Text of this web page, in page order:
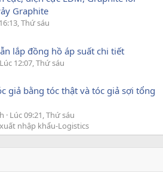
Graphite
Thứ sáu
lắp đồng hồ áp suất chi tiết
Lúc 12:07, Thứ sáu
giả bằng tóc thật và tóc giả sợi tổng
Lúc 09:21, Thứ sáu
nhập khẩu-Logistics